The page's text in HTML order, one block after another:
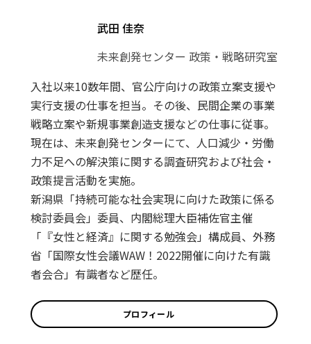
武田 佳奈
未来創発センター 政策・戦略研究室
入社以来10数年間、官公庁向けの政策立案支援や
実行支援の仕事を担当。その後、民間企業の事業
戦略立案や新規事業創造支援などの仕事に従事。
現在は、未来創発センターにて、人口減少・労働
力不足への解決策に関する調査研究および社会・
政策提言活動を実施。
新潟県「持続可能な社会実現に向けた政策に係る
検討委員会」委員、内閣総理大臣補佐官主催
「『女性と経済』に関する勉強会」構成員、外務
省「国際女性会議WAW！2022開催に向けた有識
者会合」有識者など歴任。
プロフィール